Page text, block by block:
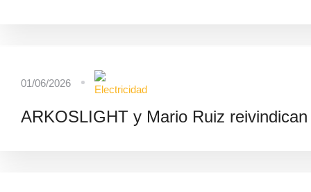
01/06/2026
ARKOSLIGHT y Mario Ruiz